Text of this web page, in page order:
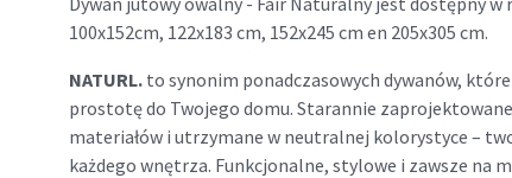
100x152cm, 122x183 cm, 152x245 cm en 205x305 cm.
NATURL. to synonim ponadczasowych dywanów,
prostotę do Twojego domu. Starannie
materiałów i utrzymane w neutralnej kolorystyce –
każdego wnętrza. Funkcjonalne, stylowe i zawsze na